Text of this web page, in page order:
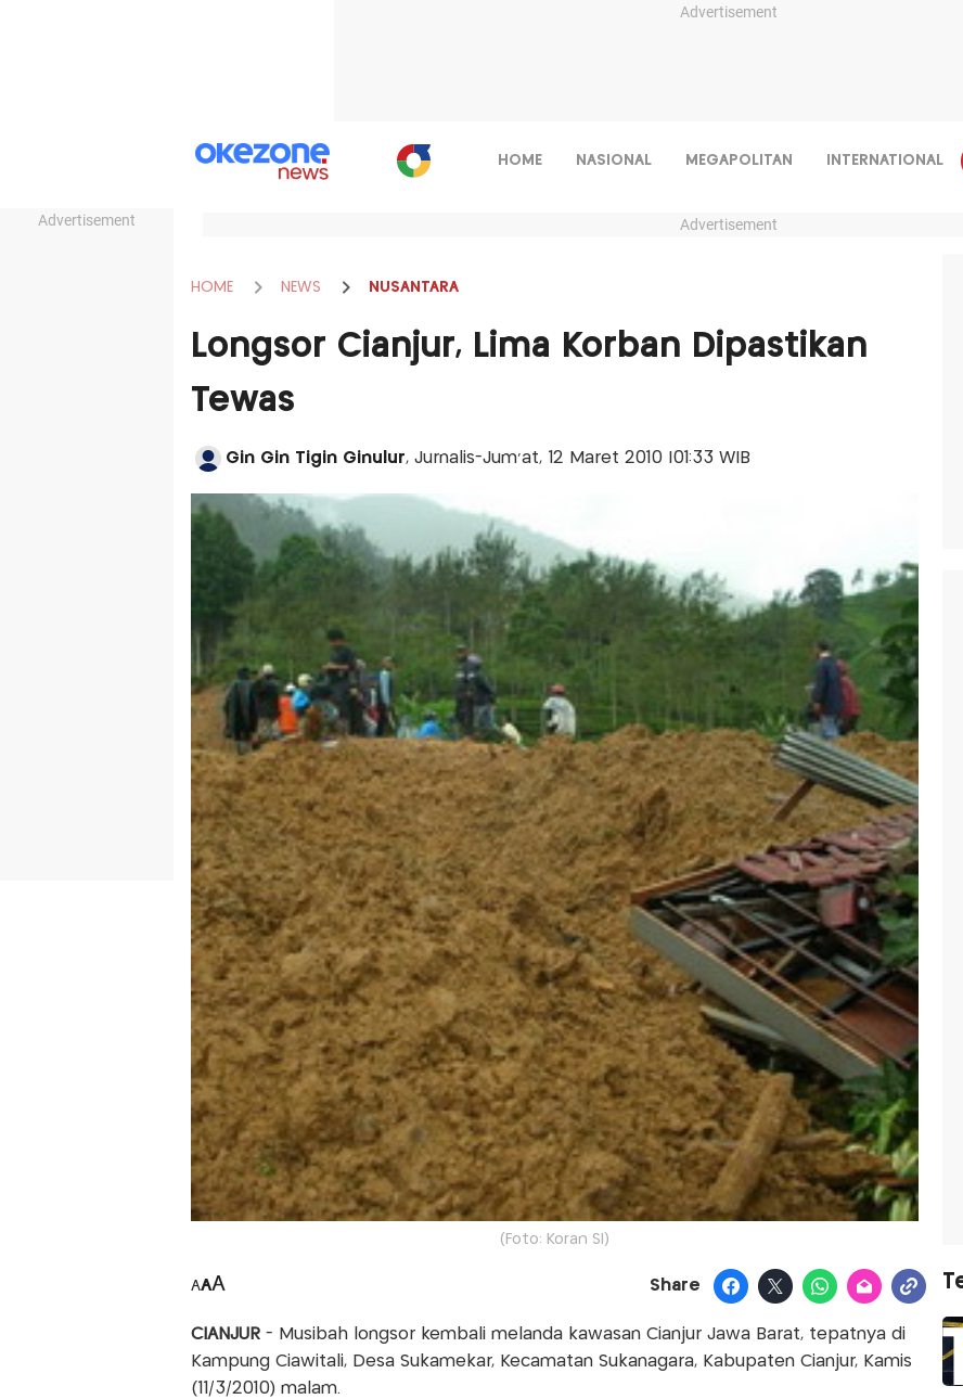
Advertisement
Advertisement
HOME NASIONAL MEGAPOLITAN INTERNATIONAL
Advertisement
HOME NEWS NUSANTARA
Longsor Cianjur, Lima Korban Dipastikan
Tewas
Gin Gin Tigin Ginulur, Jurnalis-Jum'at, 12 Maret 2010 |01:33 WIB
(Foto: Koran SI)
AAA Share
CIANJUR - Musibah longsor kembali melanda kawasan Cianjur Jawa Barat, tepatnya di
Kampung Ciawitali, Desa Sukamekar, Kecamatan Sukanagara, Kabupaten Cianjur, Kamis
(11/3/2010) malam.